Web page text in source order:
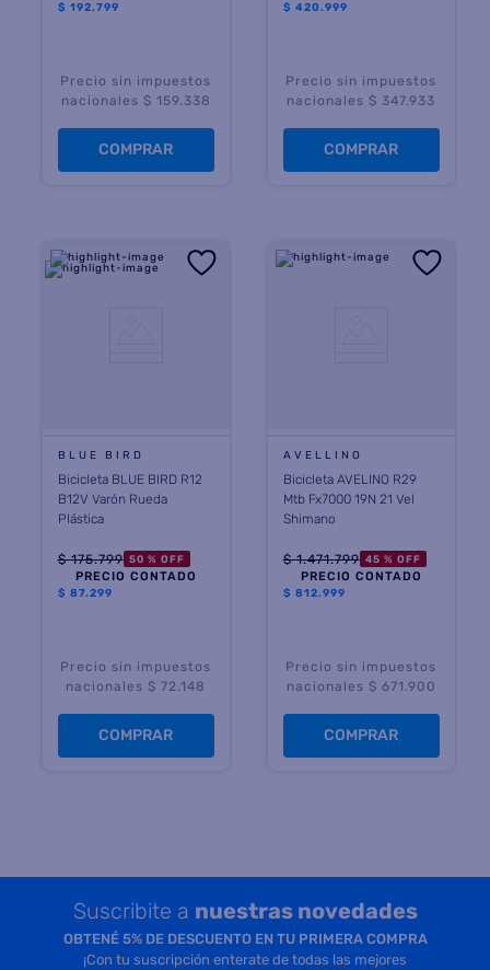
$ 192.799
Precio sin impuestos
nacionales $ 159.338
COMPRAR
$ 420.999
Precio sin impuestos
nacionales $ 347.933
COMPRAR
BLUE BIRD
Bicicleta BLUE BIRD R12
B12V Varón Rueda
Plástica
$ 175.799 50 % OFF
PRECIO CONTADO
$ 87.299
Precio sin impuestos
nacionales $ 72.148
COMPRAR
AVELLINO
Bicicleta AVELINO R29
Mtb Fx7000 19N 21 Vel
Shimano
$ 1.471.799 45 % OFF
PRECIO CONTADO
$ 812.999
Precio sin impuestos
nacionales $ 671.900
COMPRAR
Suscribite a nuestras novedades
OBTENÉ 5% DE DESCUENTO EN TU PRIMERA COMPRA
¡Con tu suscripción enterate de todas las mejores